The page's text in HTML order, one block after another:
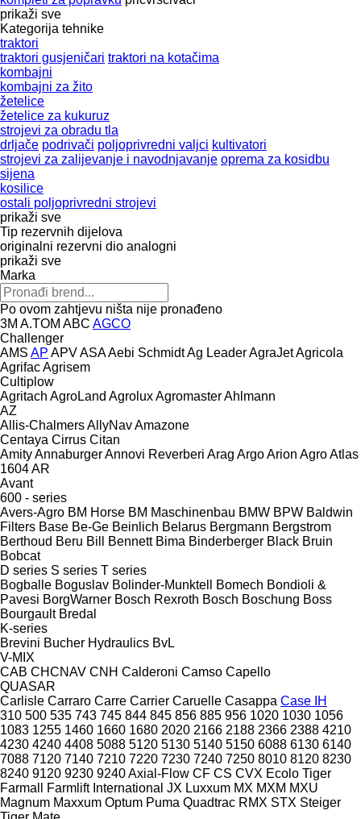
prikaži sve
Kategorija tehnike
traktori
traktori gusjeničari traktori na kotačima
kombajni
kombajni za žito
žetelice
žetelice za kukuruz
strojevi za obradu tla
drljače podrivači poljoprivredni valjci kultivatori
strojevi za zaliјеvanje i navodnjavanje oprema za kosidbu
sijena
kosilice
ostali poljoprivredni strojevi
prikaži sve
Tip rezervnih dijelova
originalni rezervni dio analogni
prikaži sve
Marka
Po ovom zahtjevu ništa nije pronađeno
3M A.TOM ABC AGCO
Challenger
AMS AP APVASAAebi SchmidtAg LeaderAgraJetAgricola
AgrifacAgrisem
Cultiplow
Agritach AgroLand AgroluxAgromasterAhlmann
AZ
Allis-ChalmersAllyNavAmazone
Centaya Cirrus Citan
AmityAnnaburgerAnnovi Reverberi Arag ArgoArion AgroAtlas
1604AR
Avant
600 - series
Avers-Agro BM Horse BM Maschinenbau BMW BPW Baldwin
Filters Base Be-Ge Beinlich Belarus Bergmann Bergstrom
Berthoud Beru Bill Bennett Bima Binderberger Black Bruin
Bobcat
D series S series T series
Bogballe Boguslav Bolinder-Munktell Bomech Bondioli &
Pavesi BorgWarner Bosch Rexroth Bosch Boschung Boss
Bourgault Bredal
K-series
Brevini Bucher Hydraulics BvL
V-MIX
CAB CHCNAV CNH Calderoni Camso Capello
QUASAR
Carlisle Carraro Carre Carrier Caruelle Casappa Case IH
310 500 535 743 745 844 845 856 885 956 1020 1030 1056
1083 1255 1460 1660 1680 2020 2166 2188 2366 2388 4210
4230 4240 4408 5088 5120 5130 5140 5150 6088 6130 6140
7088 7120 7140 7210 7220 7230 7240 7250 8010 8120 8230
8240 9120 9230 9240Axial-Flow CF CS CVX Ecolo Tiger
Farmall
Farmlift International JX Luxxum MX MXM MXU
Magnum Maxxum Optum Puma Quadtrac RMX STX Steiger